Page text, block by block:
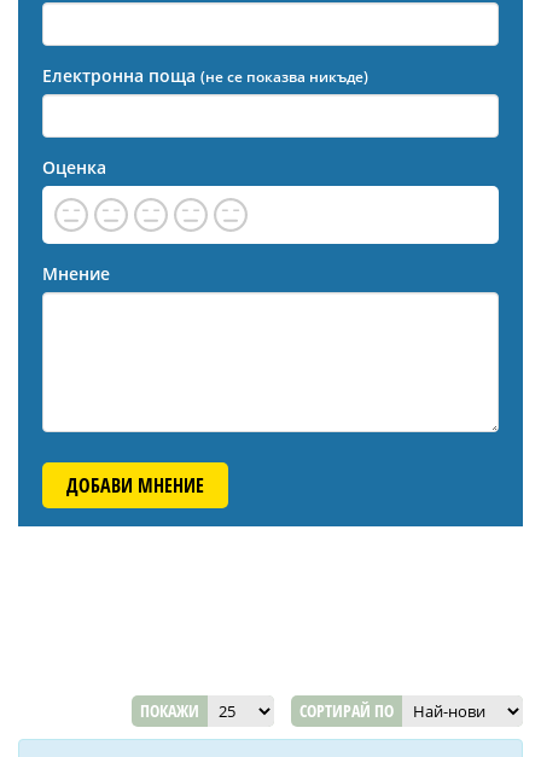
Електронна поща (не се показва никъде)
Оценка
Мнение
ДОБАВИ МНЕНИЕ
ПОКАЖИ СОРТИРАЙ ПО